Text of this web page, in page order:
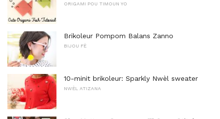
ORIGAMI POU TIMOUN YO
Brikoleur Pompom Balans Zanno
BIJOU FÈ
10-minit brikoleur: Sparkly Nwèl sweater
NWÈL ATIZANA